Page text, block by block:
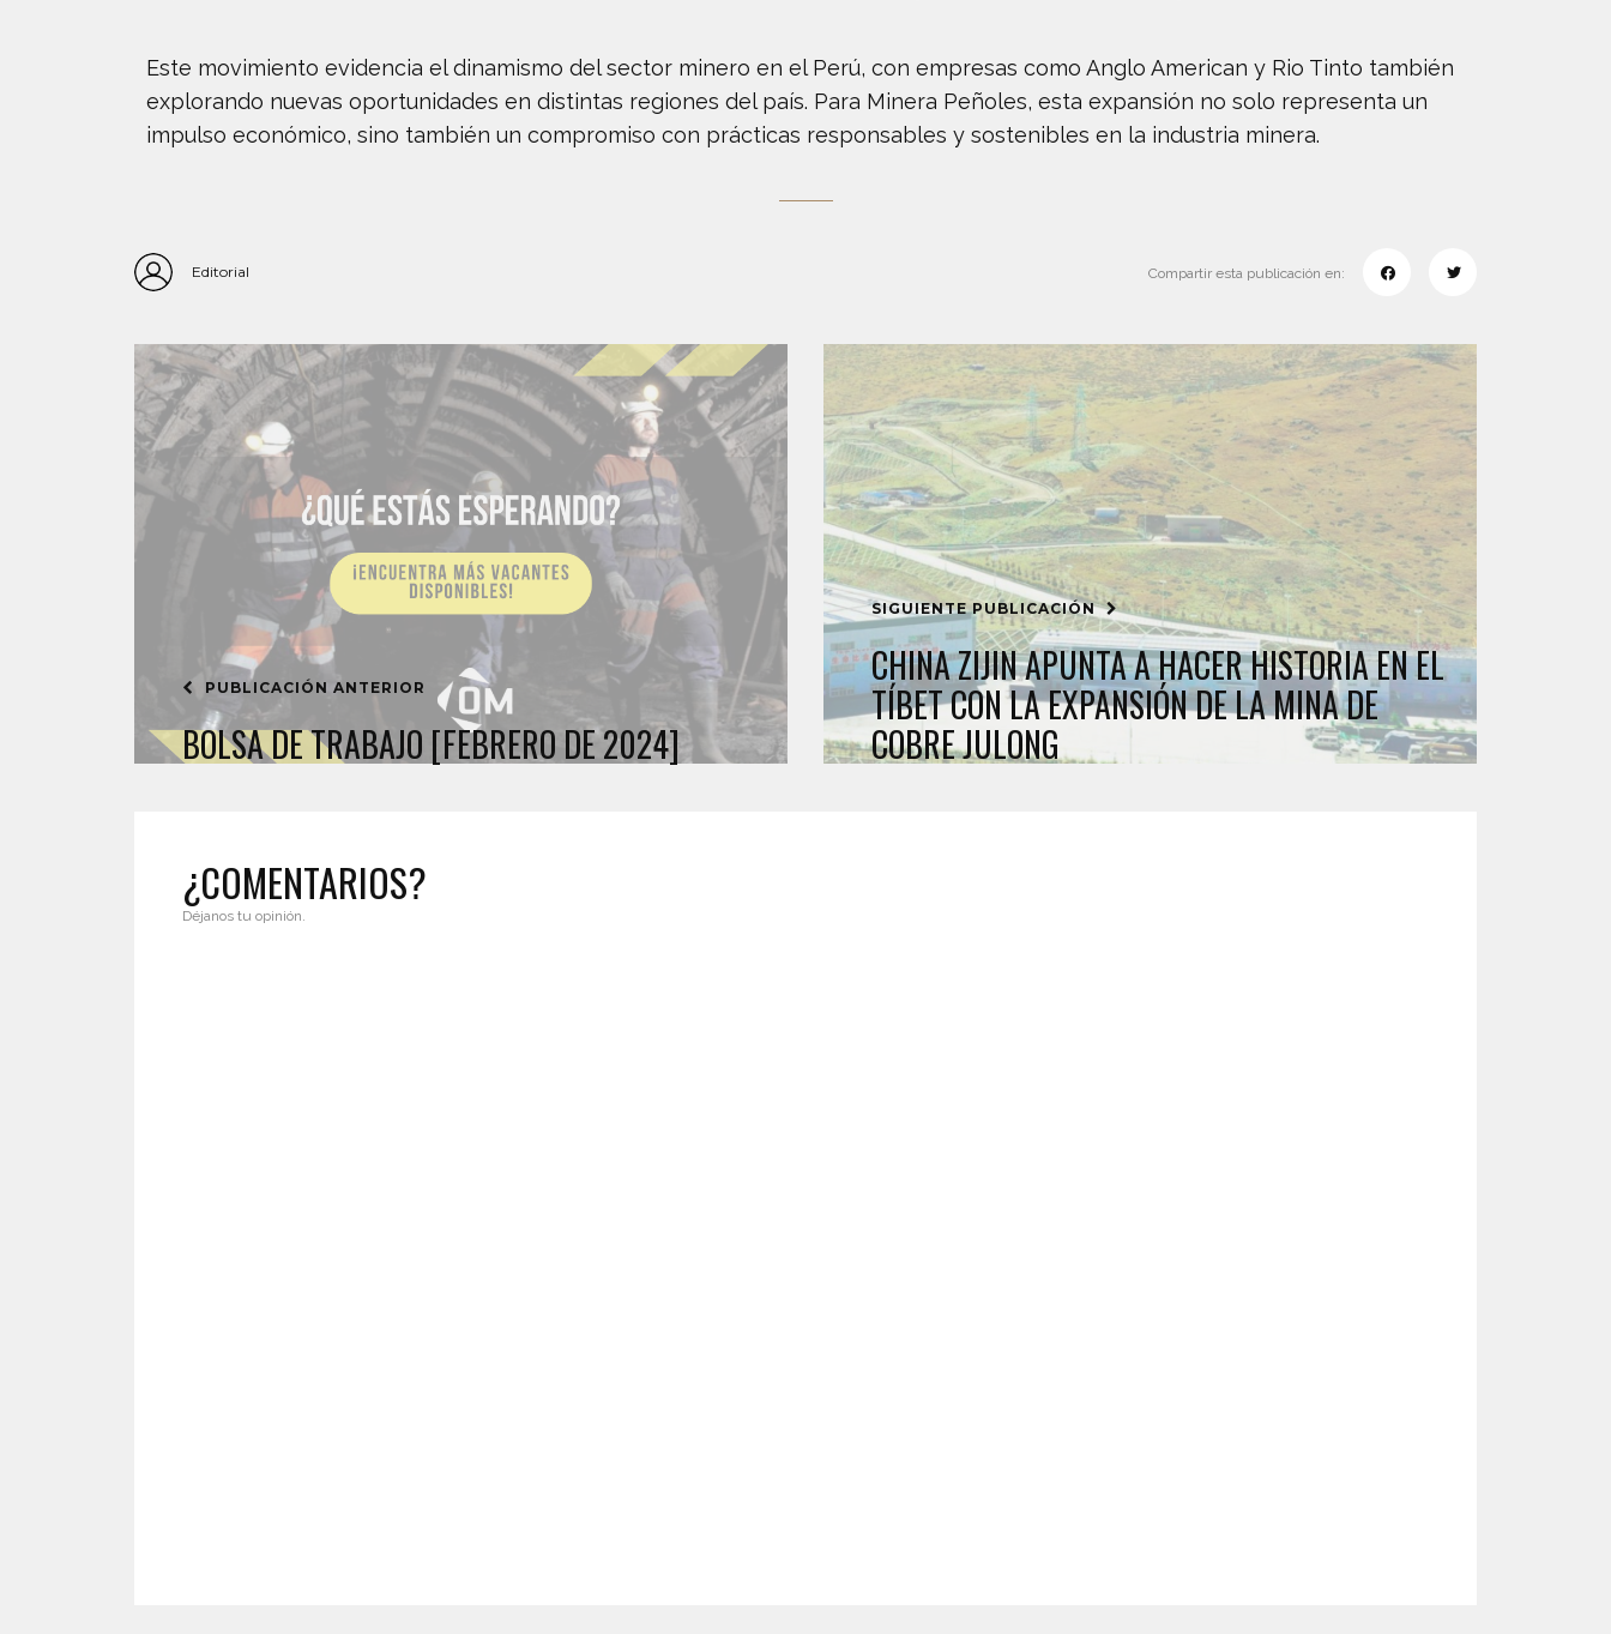
Este movimiento evidencia el dinamismo del sector minero en el Perú, con empresas como Anglo American y Rio Tinto también
explorando nuevas oportunidades en distintas regiones del país. Para Minera Peñoles, esta expansión no solo representa un
impulso económico, sino también un compromiso con prácticas responsables y sostenibles en la industria minera.
Editorial Compartir esta publicación en:
PUBLICACIÓN ANTERIOR
BOLSA DE TRABAJO [FEBRERO DE 2024]
SIGUIENTE PUBLICACIÓN
CHINA ZIJIN APUNTA A HACER HISTORIA EN EL
TÍBET CON LA EXPANSIÓN DE LA MINA DE
COBRE JULONG
¿COMENTARIOS?
Déjanos tu opinión.